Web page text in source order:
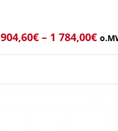
904,60€– 1 784,00€